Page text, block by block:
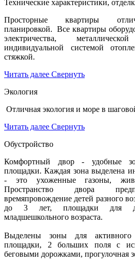
Технические характеристики,
Просторные квартиры
планировкой. Все квартиры
электричества,
индивидуальной системой
стяжкой.
Читать далее Свернуть
Экология
Отличная экология и море в
Читать далее Свернуть
Обустройство
Комфортный двор - удобные
площадки. Каждая зона выделена
- это ухоженные газоны,
Пространство двора
времяпровождение детей разного
до 3 лет, площадки для
младшешкольного возраста.
Выделены зоны для
площадки, 2 больших поля с
беговыми дорожками, прогулочная